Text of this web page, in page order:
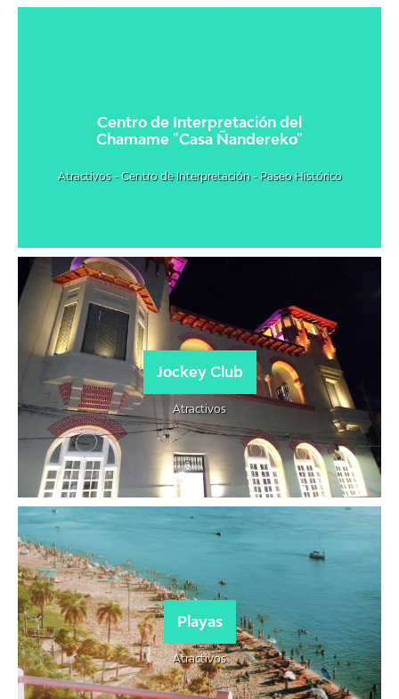
Centro de Interpretación del
Chamame "Casa Ñandereko"
Atractivos - Centro de Interpretación - Paseo Histórico
Jockey Club
Atractivos
Playas
Atractivos